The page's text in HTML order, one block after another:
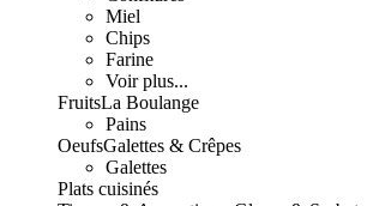
Miel
Chips
Farine
Voir plus...
FruitsLa Boulange
Pains
OeufsGalettes & Crêpes
Galettes
Plats cuisinés